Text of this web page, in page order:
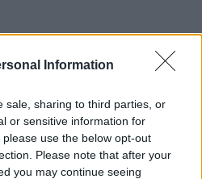
Information
sale, sharing to third parties, or
or sensitive information for
use the below opt-out
Please note that after your
you may continue seeing